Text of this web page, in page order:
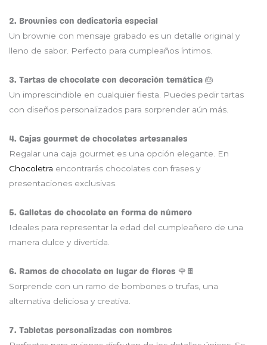
2. Brownies con dedicatoria especial
Un brownie con mensaje grabado es un detalle original y
lleno de sabor. Perfecto para cumpleaños íntimos.
3. Tartas de chocolate con decoración temática 🎂
Un imprescindible en cualquier fiesta. Puedes pedir tartas
con diseños personalizados para sorprender aún más.
4. Cajas gourmet de chocolates artesanales
Regalar una caja gourmet es una opción elegante. En
Chocoletra encontrarás chocolates con frases y
presentaciones exclusivas.
5. Galletas de chocolate en forma de número
Ideales para representar la edad del cumpleañero de una
manera dulce y divertida.
6. Ramos de chocolate en lugar de flores 🌹🍫
Sorprende con un ramo de bombones o trufas, una
alternativa deliciosa y creativa.
7. Tabletas personalizadas con nombres